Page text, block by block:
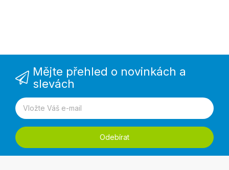
Mějte přehled o novinkách a
slevách
Odebírat